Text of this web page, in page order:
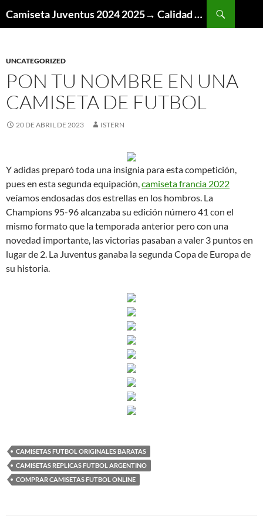
Camiseta Juventus 2024 2025→ Calidad Thai AAA
UNCATEGORIZED
PON TU NOMBRE EN UNA
CAMISETA DE FUTBOL
20 DE ABRIL DE 2023 ISTERN
Y adidas preparó toda una insignia para esta competición,
pues en esta segunda equipación,camiseta francia 2022
veíamos endosadas dos estrellas en los hombros. La
Champions 95-96 alcanzaba su edición número 41 con el
mismo formato que la temporada anterior pero con una
novedad importante, las victorias pasaban a valer 3 puntos en
lugar de 2. La Juventus ganaba la segunda Copa de Europa de
su historia.
CAMISETAS FUTBOL ORIGINALES BARATAS
CAMISETAS REPLICAS FUTBOL ARGENTINO
COMPRAR CAMISETAS FUTBOL ONLINE